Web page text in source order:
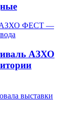
АЗХО